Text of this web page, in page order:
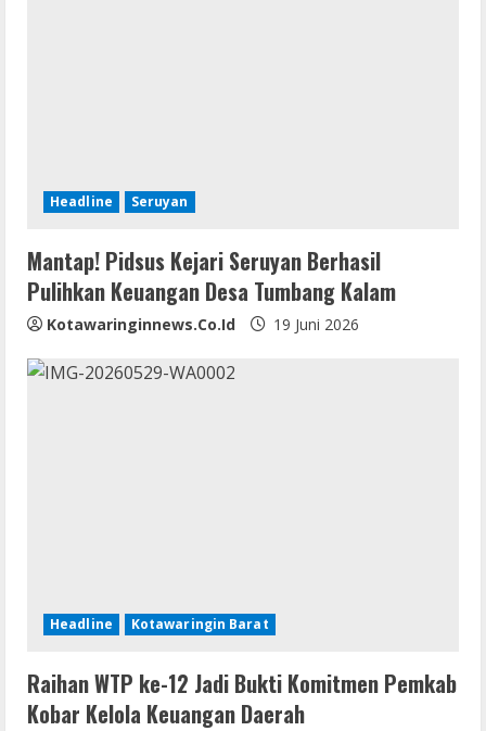
Headline Seruyan
Mantap! Pidsus Kejari Seruyan Berhasil
Pulihkan Keuangan Desa Tumbang Kalam
Kotawaringinnews.co.id 19 Juni 2026
Headline Kotawaringin Barat
Raihan WTP ke-12 Jadi Bukti Komitmen Pemkab
Kobar Kelola Keuangan Daerah